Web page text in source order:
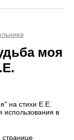
моя
на стихи Е.Е.
использования в